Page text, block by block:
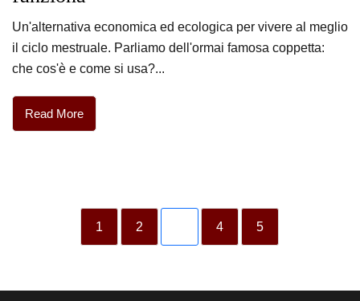
Un'alternativa economica ed ecologica per vivere al meglio
il ciclo mestruale. Parliamo dell'ormai famosa coppetta:
che cos'è e come si usa?...
Read More
1 2 4 5